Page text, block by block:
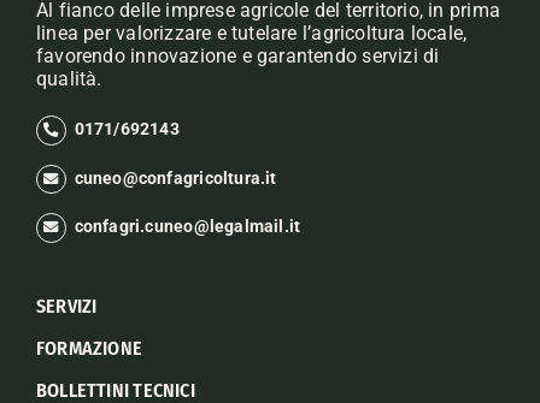
Al fianco delle imprese agricole del territorio, in prima
linea per valorizzare e tutelare l’agricoltura locale,
favorendo innovazione e garantendo servizi di
qualità.
0171/692143
cuneo@confagricoltura.it
confagri.cuneo@legalmail.it
SERVIZI
FORMAZIONE
BOLLETTINI TECNICI